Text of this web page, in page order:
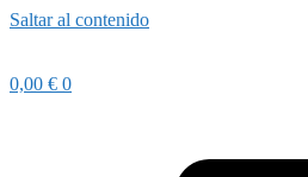
Saltar al contenido
0,00 € 0